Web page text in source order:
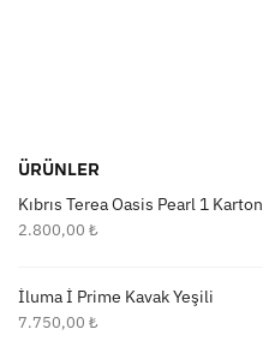
ÜRÜNLER
Kıbrıs Terea Oasis Pearl 1 Karton
2.800,00 ₺
İluma İ Prime Kavak Yeşili
7.750,00 ₺